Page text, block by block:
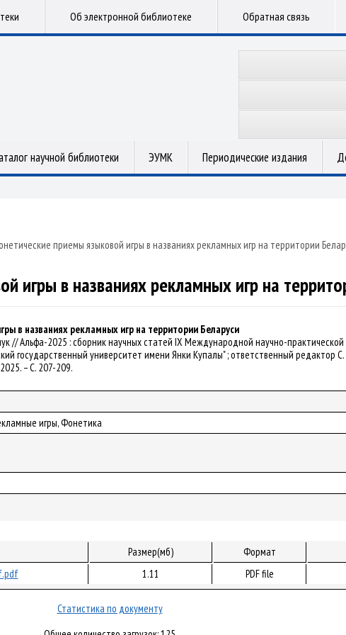
Об электронной библиотеке Обратная связь
научной библиотеки ЭУМК Периодические издания
приемы языковой игры в названиях рекламных игр на территории
игры в названиях рекламных игр на
в названиях рекламных игр на территории Беларуси
// Альфа-2025 : сборник научных статей IX Международной научно-
государственный университет имени Янки Купалы" ; ответственный редактор С.
– С. 207-209.
игры, Фонетика
Размер(мб)
Формат
1.11 PDF file
Статистика по документу